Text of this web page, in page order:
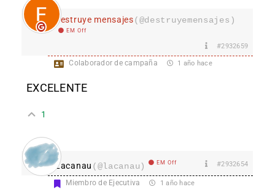
destruye mensajes(@destruyemensajes)
EM Off
#2932659
Colaborador de campaña 1 año hace
EXCELENTE
1
Lacanau (@lacanau) EM Off #2932654
Miembro de Ejecutiva 1 año hace